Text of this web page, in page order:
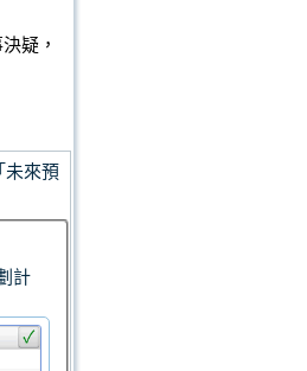
疑，
未來預
計